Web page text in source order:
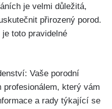
je velmi důležitá,
‌přirozený porod.
toto pravidelné
​Vaše porodní
který vám
a rady týkající ‌se